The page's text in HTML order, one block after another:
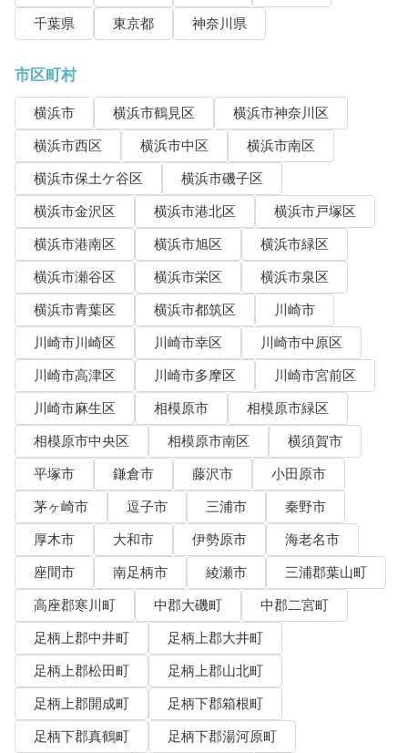
千葉県
東京都 神奈川県
市区町村
横浜市 横浜市鶴見区
横浜市神奈川区
横浜市西区
横浜市中区
横浜市南区
横浜市保土ケ谷区
横浜市磯子区
横浜市金沢区
横浜市港北区
横浜市戸塚区
横浜市港南区
横浜市旭区
横浜市緑区
横浜市瀬谷区
横浜市栄区
横浜市泉区
横浜市青葉区
横浜市都筑区
川崎市
川崎市川崎区
川崎市幸区
川崎市中原区
川崎市高津区
川崎市多摩区
川崎市宮前区
川崎市麻生区
相模原市
相模原市緑区
相模原市中央区
相模原市南区
横須賀市
平塚市
鎌倉市 藤沢市
小田原市
茅ヶ崎市
逗子市 三浦市
秦野市
厚木市
大和市 伊勢原市
海老名市
座間市
南足柄市 綾瀬市
三浦郡葉山町
高座郡寒川町
中郡大磯町
中郡二宮町
足柄上郡中井町
足柄上郡大井町
足柄上郡松田町
足柄上郡山北町
足柄上郡開成町
足柄下郡箱根町
足柄下郡真鶴町
足柄下郡湯河原町